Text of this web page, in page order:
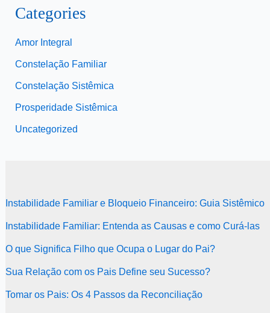
Categories
Amor Integral
Constelação Familiar
Constelação Sistêmica
Prosperidade Sistêmica
Uncategorized
Instabilidade Familiar e Bloqueio Financeiro: Guia Sistêmico
Instabilidade Familiar: Entenda as Causas e como Curá-las
O que Significa Filho que Ocupa o Lugar do Pai?
Sua Relação com os Pais Define seu Sucesso?
Tomar os Pais: Os 4 Passos da Reconciliação